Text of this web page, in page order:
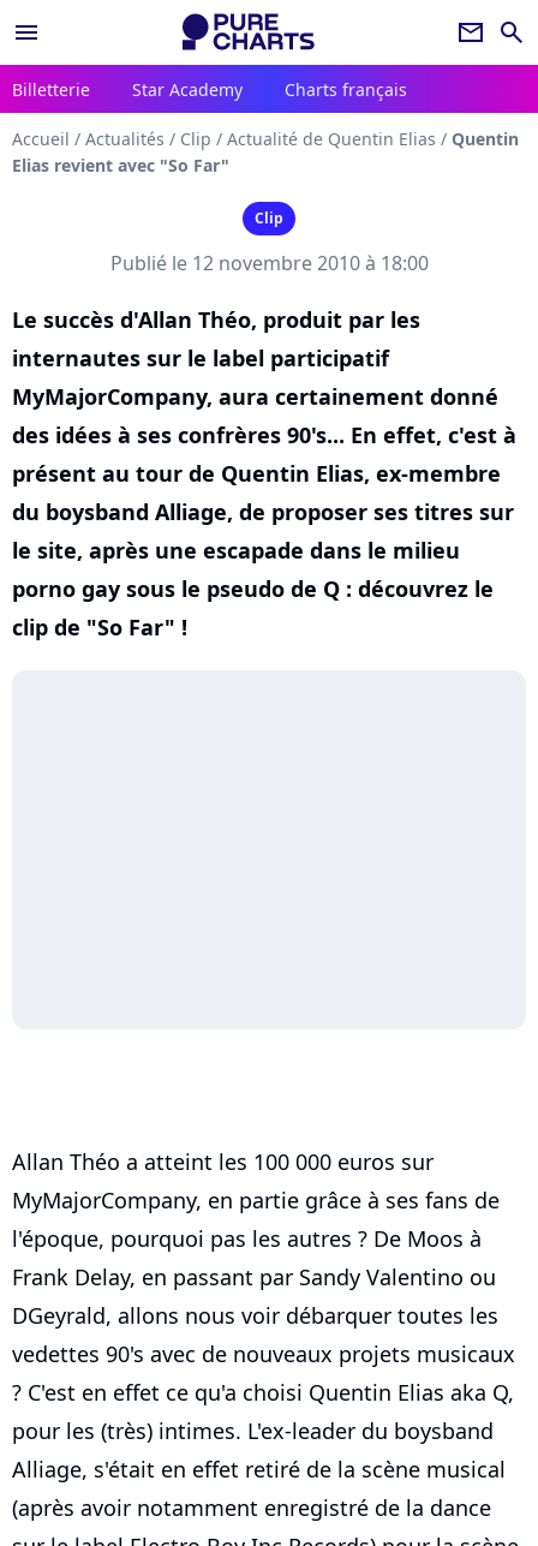
menu newsletter search
Billetterie Star Academy Charts français
Accueil / Actualités / Clip / Actualité de Quentin Elias / Quentin
Elias revient avec "So Far"
Clip
Publié le 12 novembre 2010 à 18:00
Le succès d'Allan Théo, produit par les
internautes sur le label participatif
MyMajorCompany, aura certainement donné
des idées à ses confrères 90's... En effet, c'est à
présent au tour de Quentin Elias, ex-membre
du boysband Alliage, de proposer ses titres sur
le site, après une escapade dans le milieu
porno gay sous le pseudo de Q : découvrez le
clip de "So Far" !
Allan Théo a atteint les 100 000 euros sur
MyMajorCompany, en partie grâce à ses fans de
l'époque, pourquoi pas les autres ? De Moos à
Frank Delay, en passant par Sandy Valentino ou
DGeyrald, allons nous voir débarquer toutes les
vedettes 90's avec de nouveaux projets musicaux
? C'est en effet ce qu'a choisi Quentin Elias aka Q,
pour les (très) intimes. L'ex-leader du boysband
Alliage, s'était en effet retiré de la scène musical
(après avoir notamment enregistré de la dance